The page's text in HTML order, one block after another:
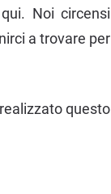
Noi circensi
a trovare per
questo